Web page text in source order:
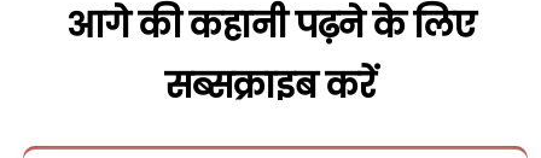
आगे की कहानी पढ़ने के लिए
सब्सक्राइब करें